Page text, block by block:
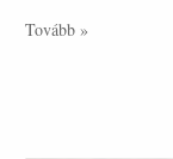
Tovább »